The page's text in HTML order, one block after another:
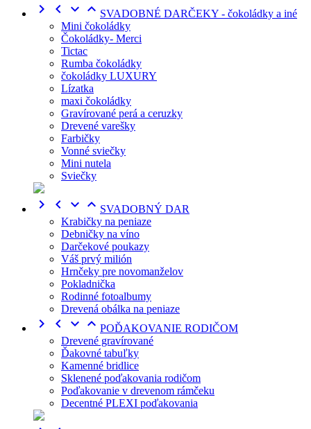
    SVADOBNÉ DARČEKY - čokoládky a iné
Mini čokoládky
Čokoládky- Merci
Tictac
Rumba čokoládky
čokoládky LUXURY
Lízatka
maxi čokoládky
Gravírované perá a ceruzky
Drevené varešky
Farbičky
Vonné sviečky
Mini nutela
Sviečky
    SVADOBNÝ DAR
Krabičky na peniaze
Debničky na víno
Darčekové poukazy
Váš prvý milión
Hrnčeky pre novomanželov
Pokladnička
Rodinné fotoalbumy
Drevená obálka na peniaze
    POĎAKOVANIE RODIČOM
Drevené gravírované
Ďakovné tabuľky
Kamenné bridlice
Sklenené poďakovania rodičom
Poďakovanie v drevenom rámčeku
Decentné PLEXI poďakovania